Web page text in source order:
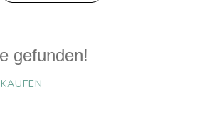
gefunden!